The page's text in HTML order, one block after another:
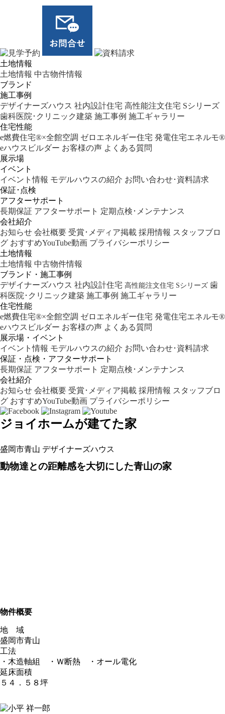
土地情報
土地情報 中古物件情報
ブランド
施工事例
デザイナーズハウス 社内設計住宅 高性能注文住宅 Sシリーズ
歯科医院･クリニック建築 施工事例 施工ギャラリー
住宅性能
e燃費住宅®︎×全館空調 ゼロエネルギー住宅 発電住宅エネルモ®︎
eハウスビルダー お客様の声 よくある質問
展示場
イベント
イベント情報 モデルハウスの紹介 お問い合わせ･資料請求
保証･点検
アフターサポート
長期保証 アフターサポート 定期点検･メンテナンス
会社紹介
お知らせ 会社概要 受賞･メディア掲載 採用情報 スタッフブロ
グ おすすめYouTube動画 プライバシーポリシー
土地情報
土地情報 中古物件情報
ブランド・施工事例
デザイナーズハウス 社内設計住宅 高性能注文住宅 Sシリーズ 歯
科医院･クリニック建築 施工事例 施工ギャラリー
住宅性能
e燃費住宅®︎×全館空調 ゼロエネルギー住宅 発電住宅エネルモ®︎
eハウスビルダー お客様の声 よくある質問
展示場・イベント
イベント情報 モデルハウスの紹介 お問い合わせ･資料請求
保証・点検・アフターサポート
長期保証 アフターサポート 定期点検･メンテナンス
会社紹介
お知らせ 会社概要 受賞･メディア掲載 採用情報 スタッフブロ
グ おすすめYouTube動画 プライバシーポリシー
ジョイホームが建てた家
盛岡市青山 デザイナーズハウス
動物達との距離感を大切にした青山の家
物件概要
地 域
盛岡市青山
工法
・木造軸組 ・Ｗ断熱 ・オール電化
延床面積
５４．５８坪